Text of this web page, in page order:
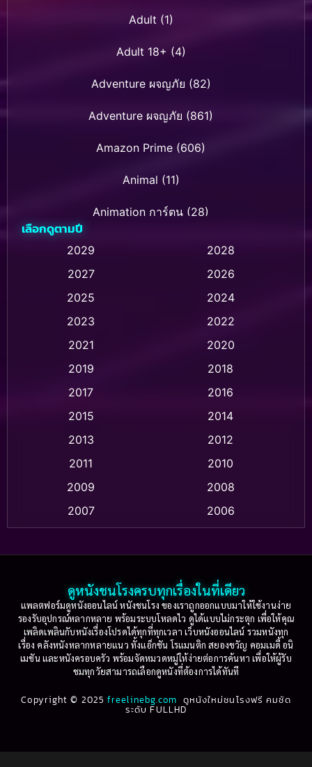
Adult (1)
Adult 18+ (4)
Adventure ผจญภัย (82)
Adventure ผจญภัย (861)
Amazon Prime (606)
Animal (11)
Animation การ์ตูน (28)
Animation การ์ตูน (232)
Animation การ์ตูน (32)
Animation แอนิเมชั่น (1)
Animation แอนิเมชัน (1)
Based on a True Story เรื่องจริง(73)
Based on Novel(16)
Betrayal(1)
Biography(3)
Biography ชีวประวัติ (61)
เลือกดูตามปี
2029
2028
2027
2026
2025
2024
2023
2022
2021
2020
2019
2018
2017
2016
2015
2014
2013
2012
2011
2010
2009
2008
2007
2006
2003
2002
2001
2000
1999
1998
1997
1996
1995
1994
1993
1992
1991
1990
ดูหนังชนโรงครบทุกเรื่องในที่เดียว
แพลตฟอร์มดูหนังออนไลน์ หนังชนโรง ของเราถูกออกแบบมาให้ใช้งานง่าย
รองรับอุปกรณ์หลากหลาย พร้อมระบบโหลดไว ดูได้แบบไม่กระตุก เพื่อให้คุณ
เพลิดเพลินกับหนังเรื่องโปรดได้ทุกที่ทุกเวลา เว็บหนังออนไลน์ รวมหนังทุก
เรื่อง คลังหนังหลากหลายแนว ทั้งแอ็กชัน โรแมนติก สยองขวัญ คอมเมดี้ อนิ
เมชัน และหนังครอบครัว พร้อมจัดหมวดหมู่ให้ง่ายต่อการค้นหา เพื่อให้ผู้รับ
ชมทุกวัยสามารถเลือกดูหนังที่ต้องการได้ทันที
Copyright © 2025freelinebg.com ดูหนังใหม่ชนโรงฟรี คมชัด
ระดับ FULLHD